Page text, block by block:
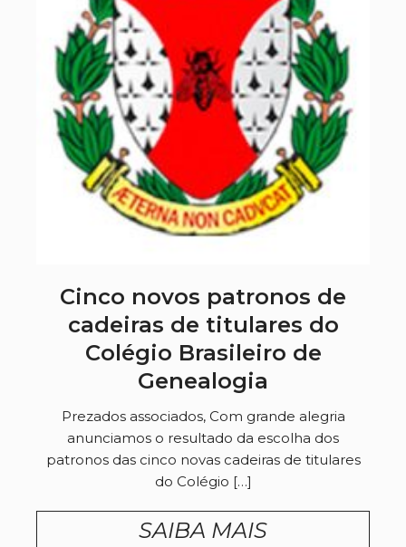
Cinco novos patronos de
cadeiras de titulares do
Colégio Brasileiro de
Genealogia
Prezados associados, Com grande alegria
anunciamos o resultado da escolha dos
patronos das cinco novas cadeiras de titulares
do Colégio […]
SAIBA MAIS